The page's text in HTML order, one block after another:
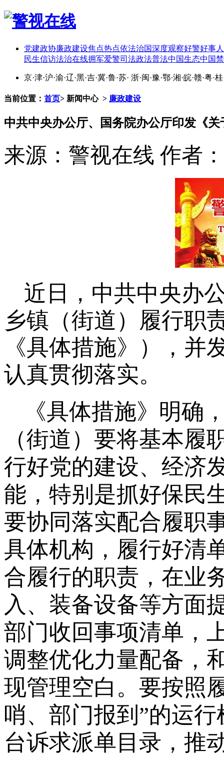
党建政协廉政建设焦点热点依法治国深度观察好警好事
民生信访法治在线拥军爱警司法政法普法中国生态中国
京·津·沪·渝·辽·黑·吉·冀·鲁·苏· 浙·闽·豫·鄂·湘·皖·赣·粤·桂
当前位置： 首页> 新闻中心 > 廉政建设
中共中央办公厅、国务院办公厅印发《
来源：警视在线 作者：
近日，中共中央办
乡镇（街道）履行职
《具体措施》），
认真贯彻落实。
《具体措施》明确
（街道）要将基本
行好党的建设、经济
能，特别是抓好保民
要协同落实配合履职
具体机构，履行好清
合履行的职责，在业
入、装备设备等方面
部门收回事项清单，
调整优化力量配备，
现管理空白。要按照
哨、部门报到”的运
台诉求派单目录，推